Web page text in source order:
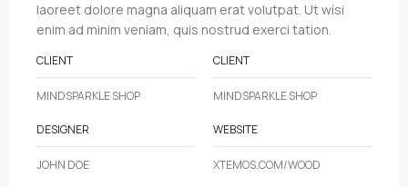
laoreet dolore magna aliquam erat volutpat. Ut wisi
enim ad minim veniam, quis nostrud exerci tation.
CLIENT
MINDSPARKLE SHOP
CLIENT
MINDSPARKLE SHOP
DESIGNER
JOHN DOE
WEBSITE
XTEMOS.COM/WOOD